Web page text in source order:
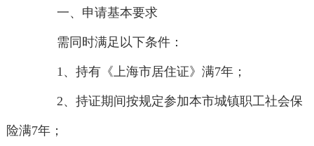
一、申请基本要求
需同时满足以下条件：
1、持有《上海市居住证》满7年；
2、持证期间按规定参加本市城镇职工社会保
险满7年；